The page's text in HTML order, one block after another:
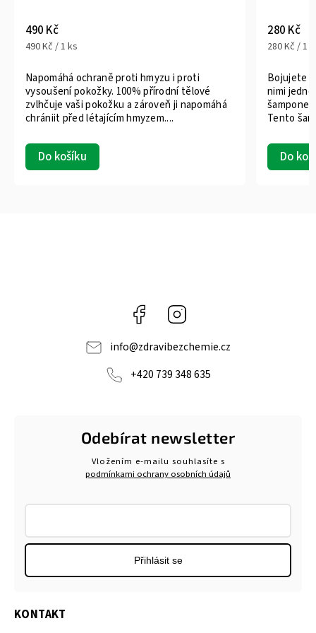
490 Kč
490 Kč / 1 ks
Do košíku
Napomáhá ochraně proti hmyzu i proti
vysoušení pokožky. 100% přírodní tělové
zvlhčuje vaši pokožku a zároveň ji napomáhá
chrániit před létajícím hmyzem....
280 Kč
280 Kč / 1
Do
Bojujete
nimi
Tento
Facebook
info@zdravibezchemie.cz
+420 739 348 635
KONTAKT
Odebírat newsletter
Vložením e-mailu souhlasíte s
podmínkami ochrany osobních údajů
Přihlásit se